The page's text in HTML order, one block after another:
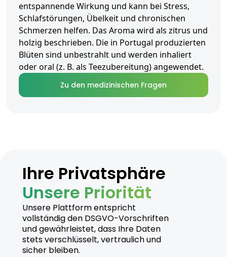
entspannende Wirkung und kann bei Stress,
Schlafstörungen, Übelkeit und chronischen
Schmerzen helfen. Das Aroma wird als zitrus und
holzig beschrieben. Die in Portugal produzierten
Blüten sind unbestrahlt und werden inhaliert
oder oral (z. B. als Teezubereitung) angewendet.
Zu den medizinischen Fragen
Ihre Privatsphäre
Unsere Priorität
Unsere Plattform entspricht
vollständig den DSGVO-Vorschriften
und gewährleistet, dass Ihre Daten
stets verschlüsselt, vertraulich und
sicher bleiben.